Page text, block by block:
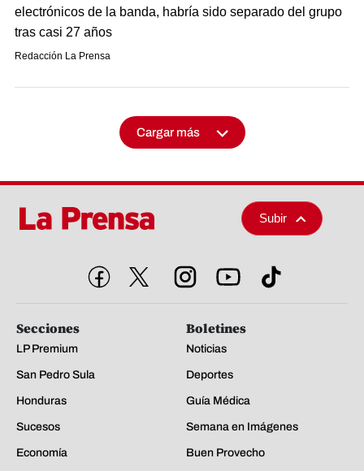
electrónicos de la banda, habría sido separado del grupo
tras casi 27 años
Redacción La Prensa
Cargar más
Subir
Secciones
LP Premium
San Pedro Sula
Honduras
Sucesos
Economía
Boletines
Noticias
Deportes
Guía Médica
Semana en Imágenes
Buen Provecho